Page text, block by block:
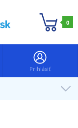
0
Prihlásiť